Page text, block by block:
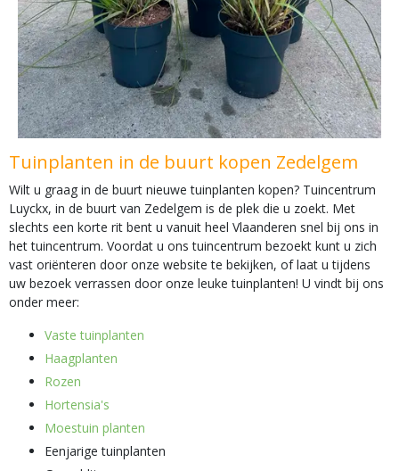
Tuinplanten in de buurt kopen Zedelgem
Wilt u graag in de buurt nieuwe tuinplanten kopen? Tuincentrum
Luyckx, in de buurt van Zedelgem is de plek die u zoekt. Met
slechts een korte rit bent u vanuit heel Vlaanderen snel bij ons in
het tuincentrum. Voordat u ons tuincentrum bezoekt kunt u zich
vast oriënteren door onze website te bekijken, of laat u tijdens
uw bezoek verrassen door onze leuke tuinplanten! U vindt bij ons
onder meer:
Vaste tuinplanten
Haagplanten
Rozen
Hortensia's
Moestuin planten
Eenjarige tuinplanten